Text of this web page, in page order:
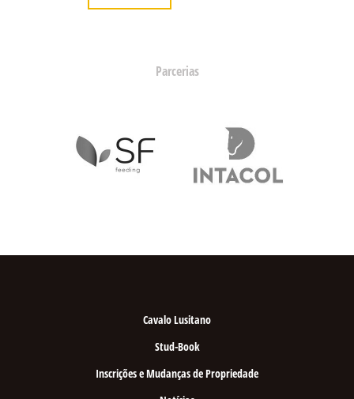
Parcerias
Cavalo Lusitano
Stud-Book
Inscrições e Mudanças de Propriedade